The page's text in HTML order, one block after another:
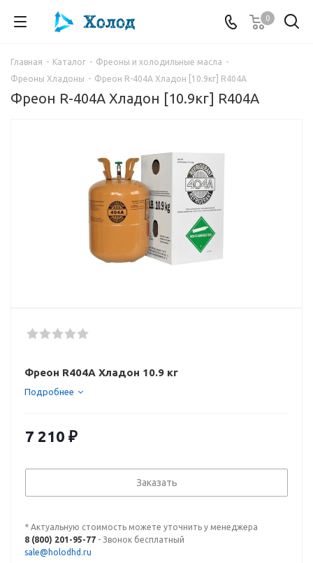
0
Главная - Каталог - Фреоны и холодильные масла -
Фреоны Хладоны - Фреон R-404A Хладон [10.9кг] R404A
Фреон R-404A Хладон [10.9кг] R404A
Фреон R404A Хладон 10.9 кг
Подробнее
7 210 ₽
Заказать
* Актуальную стоимость можете уточнить у менеджера
8 (800) 201-95-77 - Звонок бесплатный
sale@holodhd.ru